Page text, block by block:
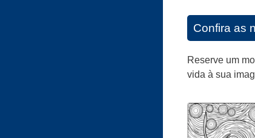
Confira as
Reserve um
vida à sua